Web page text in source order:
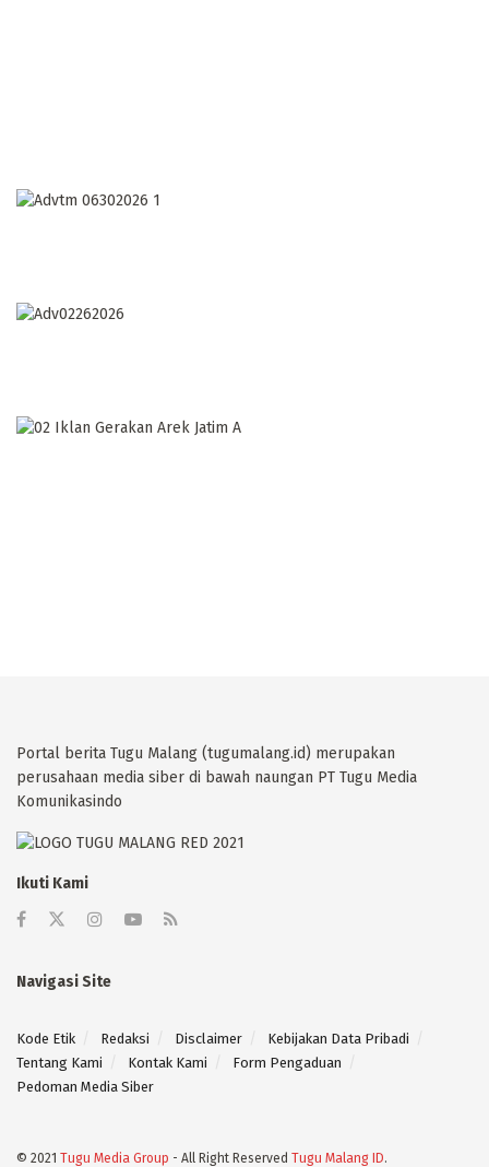
Portal berita Tugu Malang (tugumalang.id) merupakan
perusahaan media siber di bawah naungan PT Tugu Media
Komunikasindo
Ikuti Kami
Navigasi Site
Kode Etik Redaksi Disclaimer
Kebijakan Data Pribadi
Tentang Kami
Kontak Kami
Form Pengaduan
Pedoman Media Siber
© 2021 Tugu Media Group - All Right Reserved Tugu Malang ID.